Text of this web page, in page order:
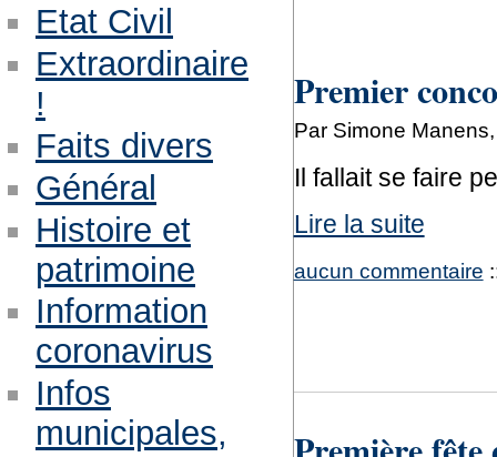
Premier
Par Simone
Il fallait se faire
Lire la suite
aucun commentaire
Etat Civil
Extraordinaire
!
Faits divers
Général
Histoire et
patrimoine
Information
coronavirus
Infos
municipales,